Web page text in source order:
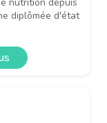
diplômée d'état